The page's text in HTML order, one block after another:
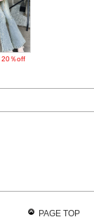
20％off
PAGE TOP